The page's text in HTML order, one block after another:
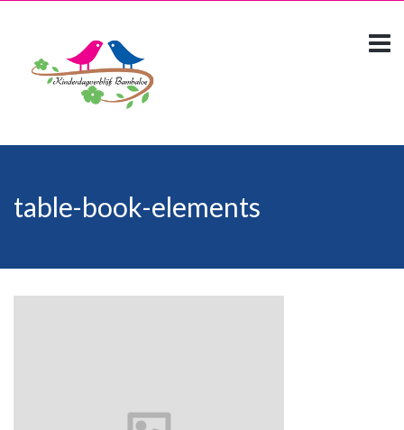
table-book-elements